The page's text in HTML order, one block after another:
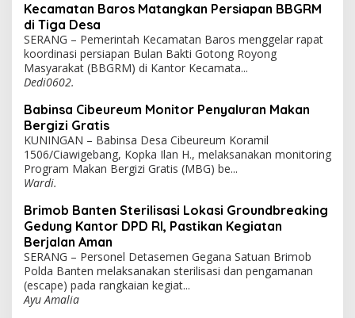
Kecamatan Baros Matangkan Persiapan BBGRM
di Tiga Desa
SERANG – Pemerintah Kecamatan Baros menggelar rapat
koordinasi persiapan Bulan Bakti Gotong Royong
Masyarakat (BBGRM) di Kantor Kecamata...
Dedi0602.
Babinsa Cibeureum Monitor Penyaluran Makan
Bergizi Gratis
KUNINGAN – Babinsa Desa Cibeureum Koramil
1506/Ciawigebang, Kopka Ilan H., melaksanakan monitoring
Program Makan Bergizi Gratis (MBG) be...
Wardi.
Brimob Banten Sterilisasi Lokasi Groundbreaking
Gedung Kantor DPD RI, Pastikan Kegiatan
Berjalan Aman
SERANG – Personel Detasemen Gegana Satuan Brimob
Polda Banten melaksanakan sterilisasi dan pengamanan
(escape) pada rangkaian kegiat...
Ayu Amalia